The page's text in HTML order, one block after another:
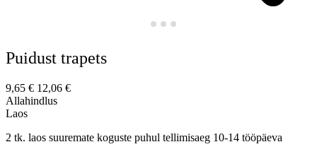
Puidust trapets
9,65 € 12,06 €
Allahindlus
Laos
2 tk. laos suuremate koguste puhul tellimisaeg 10-14 tööpäeva